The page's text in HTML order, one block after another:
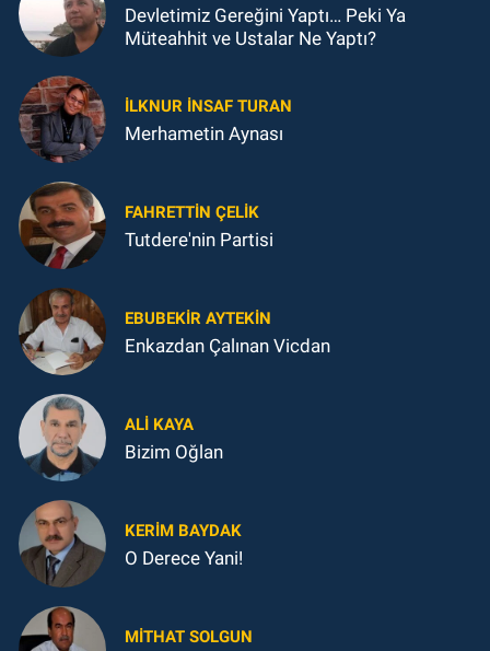
Devletimiz Gereğini Yaptı… Peki Ya
Müteahhit ve Ustalar Ne Yaptı?
İLKNUR İNSAF TURAN
Merhametin Aynası
FAHRETTIN ÇELİK
Tutdere'nin Partisi
EBUBEKIR AYTEKIN
Enkazdan Çalınan Vicdan
ALI KAYA
Bizim Oğlan
KERIM BAYDAK
O Derece Yani!
MITHAT SOLGUN